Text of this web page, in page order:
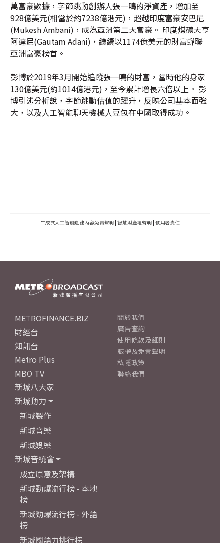
萬富豪數據，字節跳動創辦人張一鳴的淨資產，增加至
928億美元(相當於約7238億港元)，超越印度富豪安巴尼
(Mukesh Ambani)，成為亞洲第二大富豪。 印度煤礦大亨
阿達尼(Gautam Adani)，繼續以1174億美元的財富蟬聯
亞洲富豪榜首。
彭博於2019年3月開始追蹤張一鳴的財富，當時他的身家
130億美元(約1014億港元)，至今累計增長六倍以上。 彭
博引述分析說，字節跳動估值的躍升，反映公司基本面強
大，以及人工智能聊天機械人豆包在中國取得成功。
生成式人工智能創建內容免責聲明 | 智慧財產權聲明 | 使用者責任
METROFINANCE.BIZ
財經台
知訊台
Metro Plus
MBO TV
新城八大家
新城動力
新城製作
新城音樂
新城娛樂
新城音統會
成立原意及架構
新城勁爆流行榜 - 本地
榜
新城勁爆流行榜 - 外語
榜
新城國語力排行榜
關於我們
廣告查詢
使用條款及細則
版權及免責聲明
私隱政策
聯絡我們